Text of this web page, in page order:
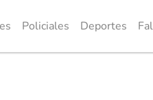
Policiales Deportes